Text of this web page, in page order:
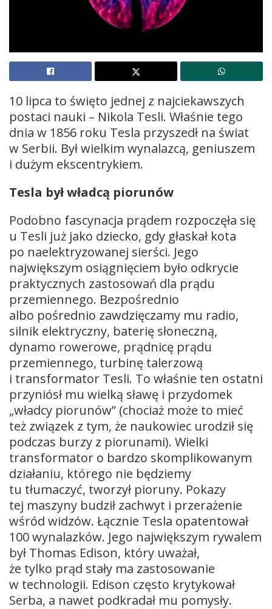
10 lipca to święto jednej z najciekawszych
postaci nauki – Nikola Tesli. Właśnie tego
dnia w 1856 roku Tesla przyszedł na świat
w Serbii. Był wielkim wynalazcą, geniuszem
i dużym ekscentrykiem.
Tesla był władcą piorunów
Podobno fascynacja prądem rozpoczęła się
u Tesli już jako dziecko, gdy głaskał kota
po naelektryzowanej sierści. Jego
największym osiągnięciem było odkrycie
praktycznych zastosowań dla prądu
przemiennego. Bezpośrednio
albo pośrednio zawdzięczamy mu radio,
silnik elektryczny, baterię słoneczną,
dynamo rowerowe, prądnicę prądu
przemiennego, turbinę talerzową
i transformator Tesli. To właśnie ten ostatni
przyniósł mu wielką sławę i przydomek
„władcy piorunów” (chociaż może to mieć
też związek z tym, że naukowiec urodził się
podczas burzy z piorunami). Wielki
transformator o bardzo skomplikowanym
działaniu, którego nie będziemy
tu tłumaczyć, tworzył pioruny. Pokazy
tej maszyny budził zachwyt i przerażenie
wśród widzów. Łącznie Tesla opatentował
100 wynalazków. Jego największym rywalem
był Thomas Edison, który uważał,
że tylko prąd stały ma zastosowanie
w technologii. Edison często krytykował
Serba, a nawet podkradał mu pomysły.